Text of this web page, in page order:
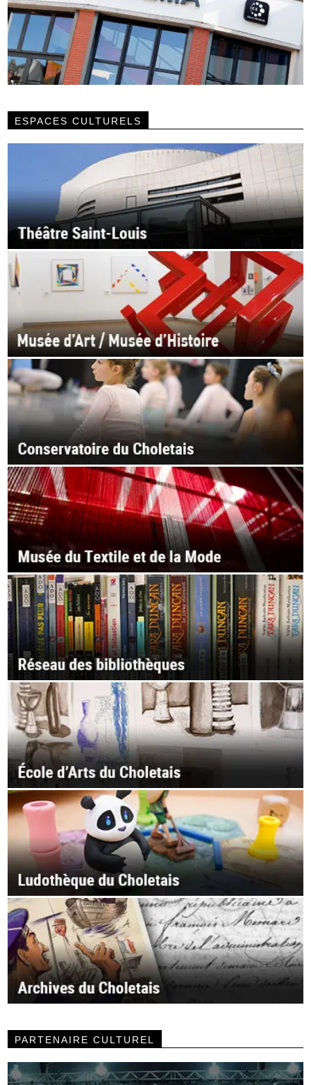
ESPACES CULTURELS
PARTENAIRE CULTUREL